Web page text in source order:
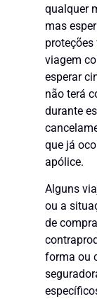
qualquer
mas
proteções
viagem
esperar
não terá
durante
que já
apólice.
Alguns
ou a
de
forma ou